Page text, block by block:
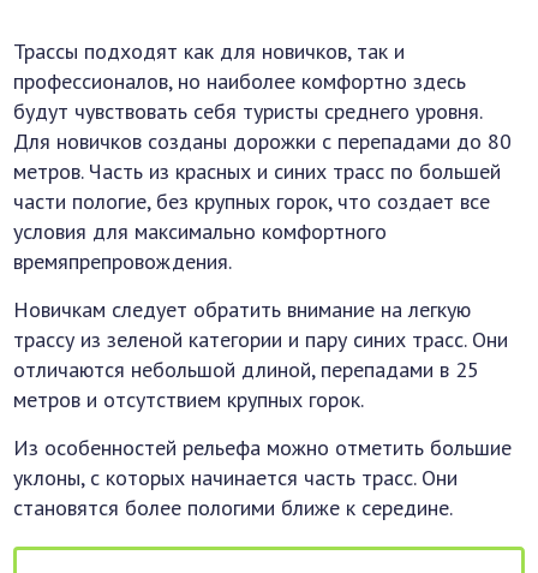
Трассы подходят как для новичков, так и
профессионалов, но наиболее комфортно здесь
будут чувствовать себя туристы среднего уровня.
Для новичков созданы дорожки с перепадами до 80
метров. Часть из красных и синих трасс по большей
части пологие, без крупных горок, что создает все
условия для максимально комфортного
времяпрепровождения.
Новичкам следует обратить внимание на легкую
трассу из зеленой категории и пару синих трасс. Они
отличаются небольшой длиной, перепадами в 25
метров и отсутствием крупных горок.
Из особенностей рельефа можно отметить большие
уклоны, с которых начинается часть трасс. Они
становятся более пологими ближе к середине.